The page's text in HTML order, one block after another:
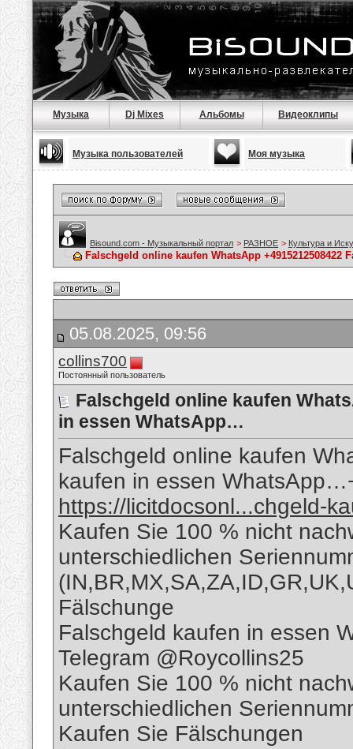
Музыка Dj Mixes Альбомы Видеоклипы
Музыка пользователей Моя музыка
Bisound.com - Музыкальный портал > РАЗНОЕ > Культура и
Falschgeld online kaufen WhatsApp
05.08.2025, 09:56
collins700
Постоянный пользователь
Falschgeld online kaufen
in essen WhatsApp…
Falschgeld online kaufen
kaufen in essen
https://licitdocsonl...chgeld-
Kaufen Sie 100 % nicht
unterschiedlichen
Fälschunge
Falschgeld kaufen in essen
Telegram @Roycollins25
Kaufen Sie 100 % nicht
unterschiedlichen
Kaufen Sie Fälschungen